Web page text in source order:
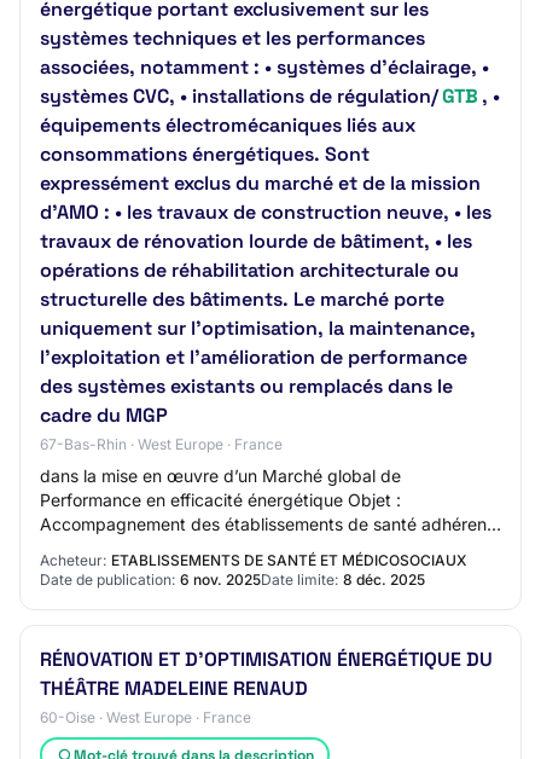
énergétique portant exclusivement sur les
systèmes techniques et les performances
associées, notamment : • systèmes d’éclairage, •
systèmes CVC, • installations de régulation/GTB , •
équipements électromécaniques liés aux
consommations énergétiques. Sont
expressément exclus du marché et de la mission
d’AMO : • les travaux de construction neuve, • les
travaux de rénovation lourde de bâtiment, • les
opérations de réhabilitation architecturale ou
structurelle des bâtiments. Le marché porte
uniquement sur l’optimisation, la maintenance,
l’exploitation et l’amélioration de performance
des systèmes existants ou remplacés dans le
cadre du MGP
67-Bas-Rhin · West Europe · France
dans la mise en œuvre d’un Marché global de
Performance en efficacité énergétique Objet :
Accompagnement des établissements de santé adhérents
du GCS UniHA dans la mise en œuvre d’un Marché global
de…
Acheteur: ETABLISSEMENTS DE SANTÉ ET MÉDICOSOCIAUX
Date de publication: 6 nov. 2025Date limite: 8 déc. 2025
RÉNOVATION ET D'OPTIMISATION ÉNERGÉTIQUE DU
THÉÂTRE MADELEINE RENAUD
60-Oise · West Europe · France
Mot-clé trouvé dans la description